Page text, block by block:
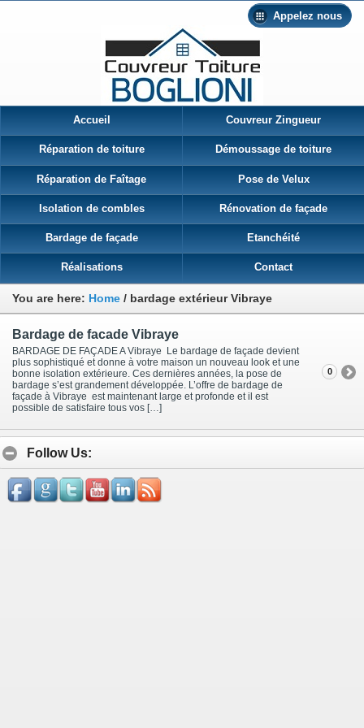
Appelez nous
Accueil Couvreur Zingueur
Réparation de toiture Démoussage de toiture
Réparation de Faîtage Pose de Velux
Isolation de combles Rénovation de façade
Bardage de façade Etanchéité
Réalisations Contact
You are here: Home / bardage extérieur Vibraye
Bardage de facade Vibraye
BARDAGE DE FAÇADE A Vibraye Le bardage de façade devient
plus sophistiqué et donne à votre maison un nouveau look et une
bonne isolation extérieure. Ces dernières années, la pose de
bardage s’est grandement développée. L’offre de bardage de
façade à Vibraye est maintenant large et profonde et il est
possible de satisfaire tous vos […]
0
Follow Us: